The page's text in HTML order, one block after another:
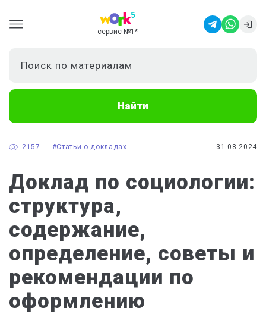
сервис №1 *
Найти
31.08.2024
#Статьи о докладах
2157
Доклад по социологии:
структура,
содержание,
определение, советы и
рекомендации по
оформлению